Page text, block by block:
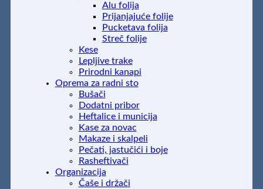
Alu folija
Prijanjajuće folije
Pucketava folija
Streč folije
Kese
Lepljive trake
Prirodni kanapi
Oprema za radni sto
Bušači
Dodatni pribor
Heftalice i municija
Kase za novac
Makaze i skalpeli
Pečati, jastučići i boje
Rasheftivači
Organizacija
Čaše i držači